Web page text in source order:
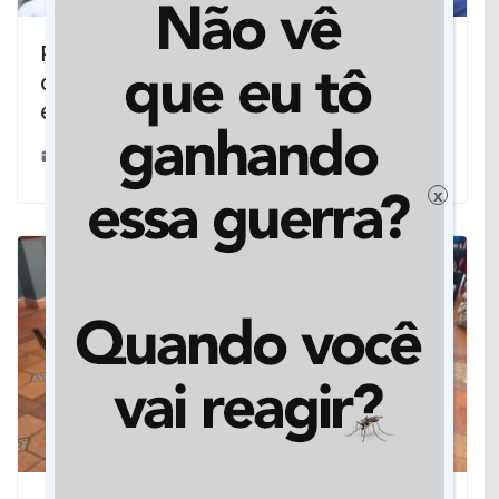
Ponta Porã: Governo de MS entrega
obras para modernizar e qualificar a
educação
13/03/2026
x